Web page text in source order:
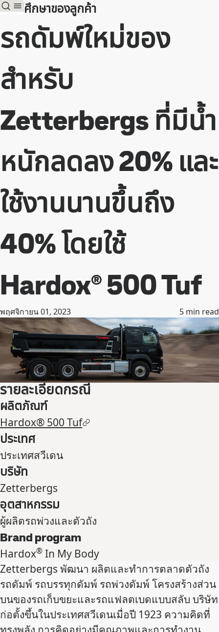
กรณีศึกษาของลูกค้า
รถดัมพ์ใหม่ของ
สำหรับ
Zetterbergs ที่มีน้ำ
หนักลดลง 20% และ
ใช้งานนานขึ้นถึง
40% โดยใช้
Hardox® 500 Tuf
พฤศจิกายน 01, 2023 5 min read
รายละเอียดกรณี
ผลิตภัณฑ์
Hardox® 500 Tuf
ประเทศ
ประเทศสวีเดน
บริษัท
Zetterbergs
อุตสาหกรรม
ผู้ผลิตรถพ่วงและตัวถัง
Brand program
Hardox® In My Body
Zetterbergs พัฒนา ผลิตและทําการตลาดตัวถัง
รถดัมพ์ รถบรรทุกดัมพ์ รถพ่วงดัมพ์ โครงสร้างส่วน
บนของรถเก็บขยะและรถแฟลตเบดแบบสลับ บริษัท
ก่อตั้งขึ้นในประเทศสวีเดนเมื่อปี 1923 ความคิดที่